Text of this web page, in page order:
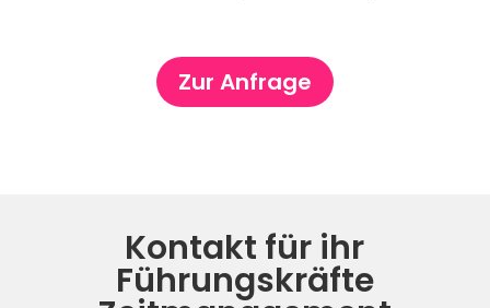
Zur Anfrage
Kontakt für ihr
Führungskräfte